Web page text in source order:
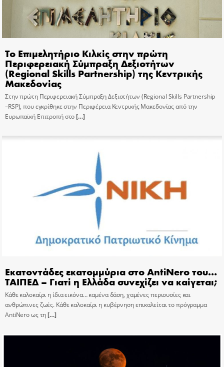
Το Επιμελητήριο Κιλκίς στην πρώτη
Περιφερειακή Σύμπραξη Δεξιοτήτων
(Regional Skills Partnership) της Κεντρικής
Μακεδονίας
Στην πρώτη Περιφερειακή Σύμπραξη Δεξιοτήτων (Regional Skills Partnership
–RSP), που εγκρίθηκε στην Περιφέρεια Κεντρικής Μακεδονίας από την
Ευρωπαϊκή Επιτροπή στο[…]
Εκατοντάδες εκατομμύρια στο AntiNero του…
ΤΑΙΠΕΔ – Γιατί η Ελλάδα συνεχίζει να καίγεται;
Κάθε καλοκαίρι η ίδια εικόνα… καμένα δάση, χαμένες περιουσίες και
ανθρώπινες ζωές. Κάθε καλοκαίρι η κυβέρνηση επικαλείται το πρόγραμμα
AntiNero ως τη[…]